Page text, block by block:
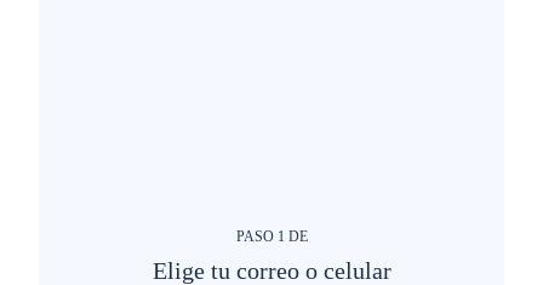
PASO 1 DE
Elige tu correo o celular